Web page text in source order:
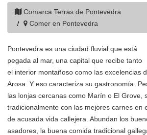
Comarca Terras de Pontevedra
Comer en Pontevedra
Pontevedra es una ciudad fluvial que está
pegada al mar, una capital que recibe tanto
el interior montañoso como las excelencias
Arosa. Y eso caracteriza su gastronomía.
las lonjas cercanas como Marín o El Grove,
tradicionalmente con las mejores carnes en
de acusada vida callejera. Abundan los
asadores, la buena comida tradicional